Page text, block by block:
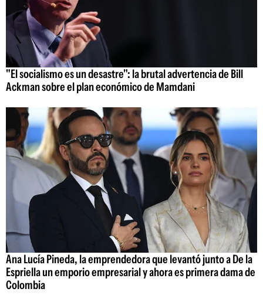
"El socialismo es un desastre": la brutal advertencia de Bill
Ackman sobre el plan económico de Mamdani
Ana Lucía Pineda, la emprendedora que levantó junto a De la
Espriella un emporio empresarial y ahora es primera dama de
Colombia